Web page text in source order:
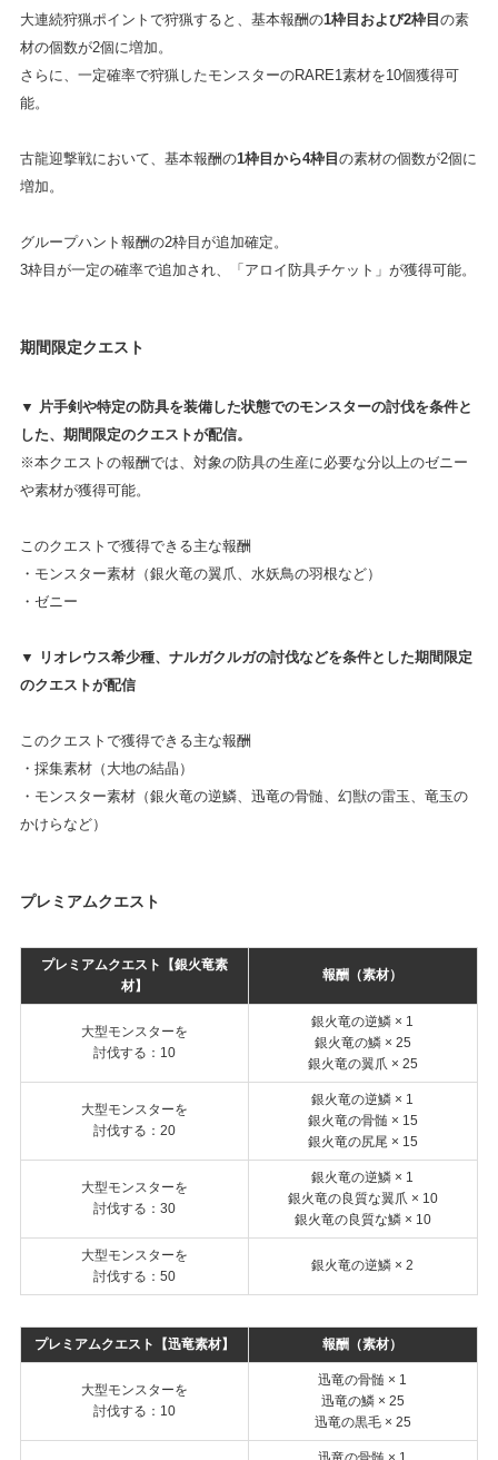
大連続狩猟ポイントで狩猟すると、基本報酬の1枠目および2枠目 の素
材の個数が2個に増加。
さらに、一定確率で狩猟したモンスターのRARE1素材を10個獲得可
能。
古龍迎撃戦において、基本報酬の1枠目から4枠目 の素材の個数が2個に
増加。
グループハント報酬の2枠目が追加確定。
3枠目が一定の確率で追加され、「アロイ防具チケット」が獲得可能。
期間限定クエスト
▼ 片手剣や特定の防具を装備した状態でのモンスターの討伐を条件と
した、期間限定のクエストが配信。
※本クエストの報酬では、対象の防具の生産に必要な分以上のゼニー
や素材が獲得可能。
このクエストで獲得できる主な報酬
・モンスター素材（銀火竜の翼爪、水妖鳥の羽根など）
・ゼニー
▼ リオレウス希少種、ナルガクルガの討伐などを条件とした期間限定
のクエストが配信
このクエストで獲得できる主な報酬
・採集素材（大地の結晶）
・モンスター素材（銀火竜の逆鱗、迅竜の骨髄、幻獣の雷玉、竜玉の
かけらなど）
プレミアムクエスト
プレミアムクエスト【銀火竜素
材】
報酬（素材）
大型モンスターを
討伐する：10
銀火竜の逆鱗 × 1
銀火竜の鱗 × 25
銀火竜の翼爪 × 25
大型モンスターを
討伐する：20
銀火竜の逆鱗 × 1
銀火竜の骨髄 × 15
銀火竜の尻尾 × 15
大型モンスターを
討伐する：30
銀火竜の逆鱗 × 1
銀火竜の良質な翼爪 × 10
銀火竜の良質な鱗 × 10
大型モンスターを
討伐する：50
銀火竜の逆鱗 × 2
プレミアムクエスト【迅竜素材】 報酬（素材）
大型モンスターを
討伐する：10
迅竜の骨髄 × 1
迅竜の鱗 × 25
迅竜の黒毛 × 25